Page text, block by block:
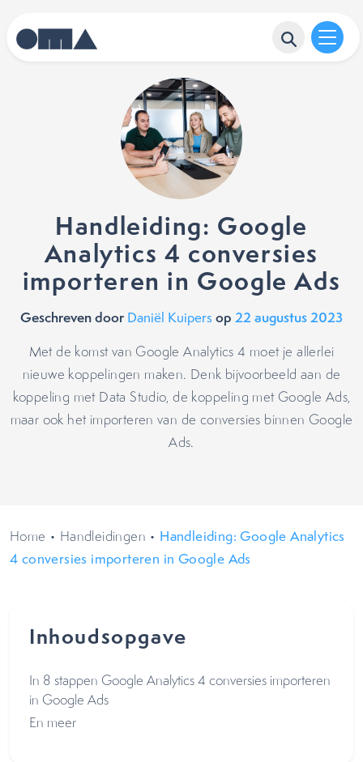
Handleiding: Google
Analytics 4 conversies
importeren in Google Ads
Geschreven door Daniël Kuipers op 22 augustus 2023
Met de komst van Google Analytics 4 moet je allerlei
nieuwe koppelingen maken. Denk bijvoorbeeld aan de
koppeling met Data Studio, de koppeling met Google Ads,
maar ook het importeren van de conversies binnen Google
Ads.
Home • Handleidingen • Handleiding: Google Analytics
4 conversies importeren in Google Ads
Inhoudsopgave
In 8 stappen Google Analytics 4 conversies importeren
in Google Ads
En meer